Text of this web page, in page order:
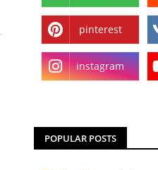
pinterest
instagram
POPULAR POSTS